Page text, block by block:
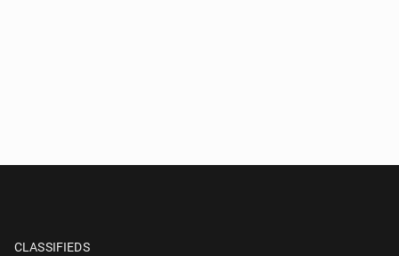
CLASSIFIEDS